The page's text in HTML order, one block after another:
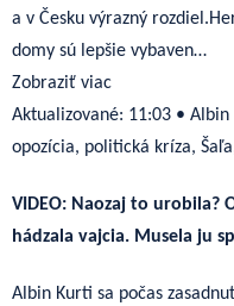
a v Česku výrazný
domy sú lepšie vybaven…
Zobraziť viac
Aktualizované: 11:03 • Albin
opozícia, politická kríza,
VIDEO: Naozaj to urobila?
hádzala vajcia. Musela ju
Albin Kurti sa počas